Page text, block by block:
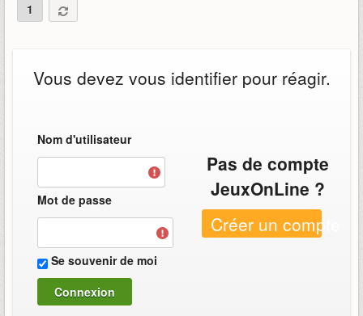
1
Vous devez vous identifier pour réagir.
Nom d'utilisateur
Mot de passe
Se souvenir de moi
Pas de compte
JeuxOnLine ?
Créer un compte